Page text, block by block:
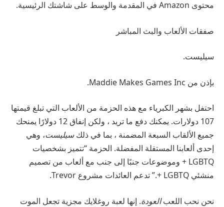
محتوى Amazon في المقدمة والوسط على شاشتك الرئيسية.
صفقات الألعاب والبث المباشر
سيليست.
بإذن من Maddie Makes Games Inc.
احتفل بشهر الكبرياء مع هذه الحزمة من الألعاب التي تبلغ قيمتها
107 دولارات. يمكنك دفع ما تريد ، ولكن إنفاق 12 دولارًا يمنحك
جميع الألقاب السبعة المضمنة ، بما في ذلكسيليست، وهي
إحدى ألعابنا المستقلة المفضلة. الحزمة “تتميز بشخصيات
LGBTQ + وموضوعات جنبًا إلى جنب مع ألعاب من تصميم
منشئي LGBTQ +.” تدعم العائدات مشروع Trevor.
نحن نحب اللعبالعودة. إنها لعبة روغلايك مجزية تجعل الموت